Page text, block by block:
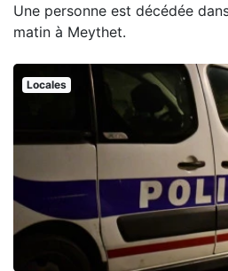
Une personne est décédée
matin à Meythet.
Locales